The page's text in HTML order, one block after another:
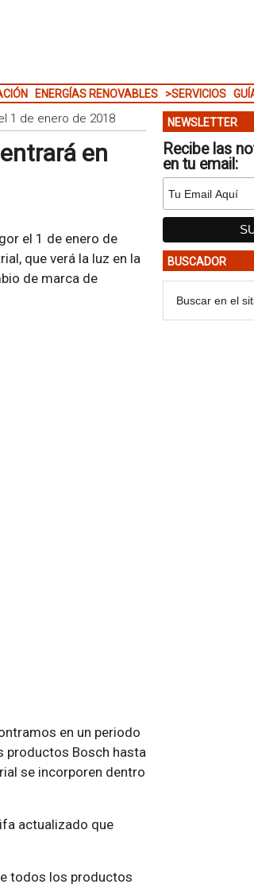
ENERGÍAS RENOVABLES >SERVICIOS
1 de enero de 2018
en
el 1 de enero de
que verá la luz en la
de marca de
en un periodo
productos Bosch hasta
se incorporen dentro
actualizado que
todos los productos
NEWSLETTER
Recibe las
en tu email:
BUSCADOR